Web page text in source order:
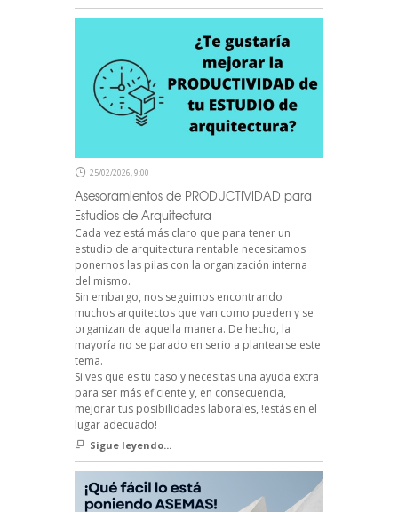
25/02/2026, 9:00
Asesoramientos de PRODUCTIVIDAD para
Estudios de Arquitectura
Cada vez está más claro que para tener un
estudio de arquitectura rentable necesitamos
ponernos las pilas con la organización interna
del mismo.
Sin embargo, nos seguimos encontrando
muchos arquitectos que van como pueden y se
organizan de aquella manera. De hecho, la
mayoría no se parado en serio a plantearse este
tema.
Si ves que es tu caso y necesitas una ayuda extra
para ser más eficiente y, en consecuencia,
mejorar tus posibilidades laborales, !estás en el
lugar adecuado!
Sigue leyendo...